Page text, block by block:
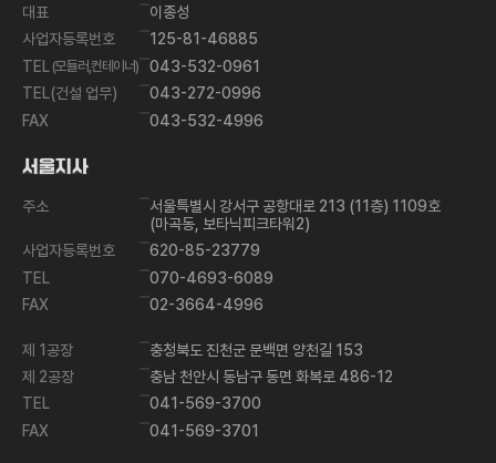
대표
이종성
사업자등록번호
125-81-46885
TEL (모듈러,컨테이너)
043-532-0961
TEL(건설 업무)
043-272-0996
FAX
043-532-4996
서울지사
주소
서울특별시 강서구 공항대로 213 (11층) 1109호
(마곡동, 보타닉피크타워2)
사업자등록번호
620-85-23779
TEL
070-4693-6089
FAX
02-3664-4996
제 1공장
충청북도 진천군 문백면 양천길 153
제 2공장
충남 천안시 동남구 동면 화복로 486-12
TEL
041-569-3700
FAX
041-569-3701